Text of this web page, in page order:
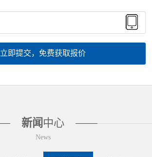
立即提交，免费获取报价
新闻 中心
News